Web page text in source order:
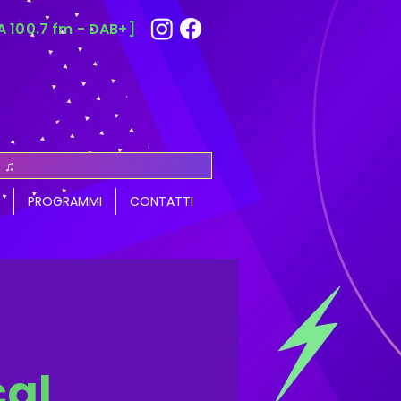
100.7 fm - DAB+]
♫
PROGRAMMI CONTATTI